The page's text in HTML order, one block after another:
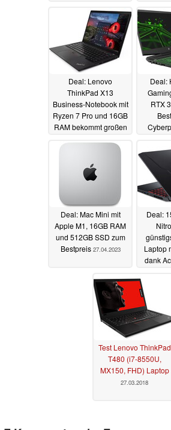
04.05.2023
Deal: Lenovo
ThinkPad X13
Business-Notebook mit
Ryzen 7 Pro und 16GB
RAM bekommt großen
28.04.2023
Deal:
RTX
Deal: Mac Mini mit
Apple M1, 16GB RAM
und 512GB SSD zum
Bestpreis 27.04.2023
Deal:
Laptop
dank
Test Lenovo ThinkPad
T480 (i7-8550U,
MX150, FHD) Laptop
27.03.2018